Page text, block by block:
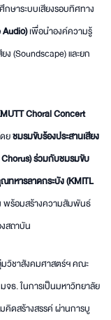
กษาระบบเสียงรอบทิศทาง
Audio)เพื่อนำองค์ความรู้
(Soundscape) และยก
Choral Concert
ยชมรมขับร้องประสานเสียง
ร่วมกับชมรมขับ
ณทหารลาดกระบัง (KMITL
พร้อมสร้างความสัมพันธ์
สถาบัน
มวิชาสังคมศาสตร์ฯ คณะ
ธ. ในการเป็นมหาวิทยาลัย
คิดสร้างสรรค์ ผ่านการบู